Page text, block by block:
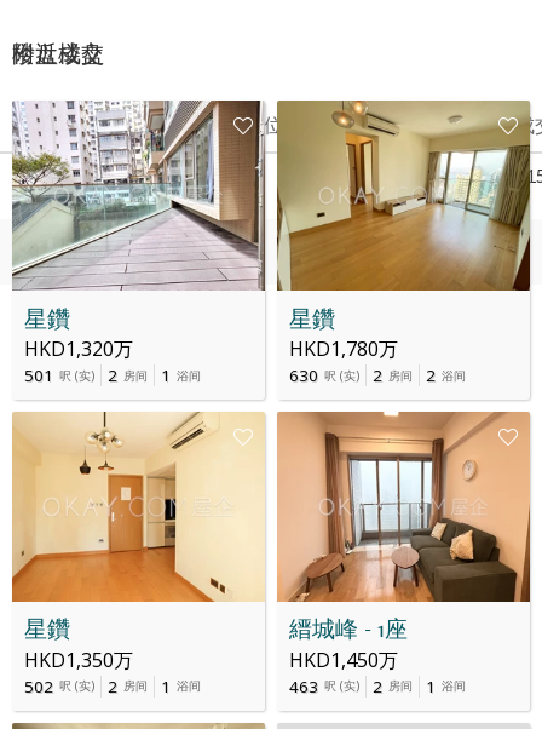
附近楼盘
星鑽
HKD1,320万
501 呎 (实) 2 房间 1 浴间
星鑽
HKD1,780万
630 呎 (实) 2 房间 2 浴间
星鑽
HKD1,350万
502 呎 (实) 2 房间 1 浴间
縉城峰 - 1座
HKD1,450万
463 呎 (实) 2 房间 1 浴间
楼盘成交
Date 楼层 单位 Price 最后成
21 5月 2025 5 A HK$ 1,088万 7月
16 7月 2015 5 A HK$ 1,156.7万 -